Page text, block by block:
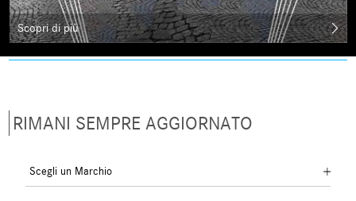
Scopri di più
RIMANI SEMPRE AGGIORNATO